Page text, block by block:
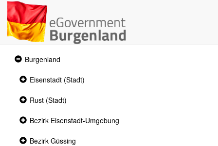
Expanded
section
Burgenland
Collapsed
Eisenstadt (Stadt)
Collapsed
section
Rust (Stadt)
Collapsed
Bezirk Eisenstadt-Umgebung
Collapsed
Bezirk Güssing